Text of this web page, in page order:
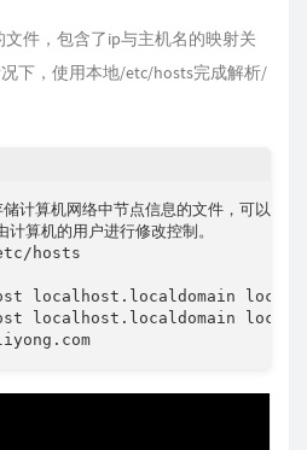
件，包含了ip与主机名的映射关
下，使用本地/etc/hosts完成解析/
计算机网络中节点信息的文件，可以将
算机的用户进行修改控制。
hosts
localhost.localdomain